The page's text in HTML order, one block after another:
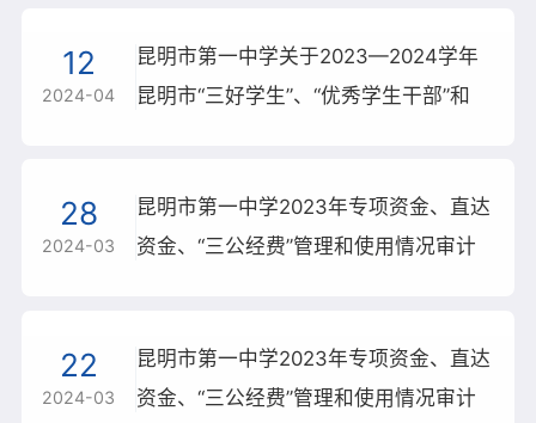
通知公告
教师发展
建校120周年
12
2024-04
昆明市第一中学关于2023—2024学年
昆明市“三好学生”、“优秀学生干部”和
28
2024-03
昆明市第一中学2023年专项资金、直达
资金、“三公经费”管理和使用情况审计
22
2024-03
昆明市第一中学2023年专项资金、直达
资金、“三公经费”管理和使用情况审计